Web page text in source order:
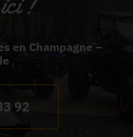
en Champagne –
92